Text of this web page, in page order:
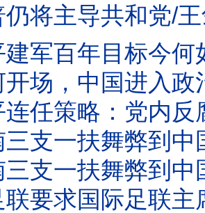
将主导共和党/王剑每
年目标今何如？/日本发表防
场，中国进入
任策略：党内反
支一扶舞弊到中
扶舞弊到中国转型悖论/日本大幅提
求国际足联主席因凡蒂诺辞